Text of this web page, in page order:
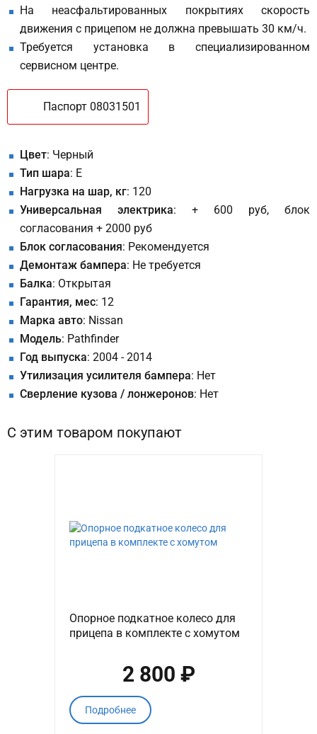
На неасфальтированных покрытиях скорость
движения с прицепом не должна превышать 30 км/ч.
Требуется установка в специализированном
сервисном центре.
Паспорт 08031501
Цвет: Черный
Тип шара: E
Нагрузка на шар, кг: 120
Универсальная электрика: + 600 руб, блок
согласования + 2000 руб
Блок согласования: Рекомендуется
Демонтаж бампера: Не требуется
Балка: Открытая
Гарантия, мес: 12
Марка авто: Nissan
Модель: Pathfinder
Год выпуска: 2004 - 2014
Утилизация усилителя бампера: Нет
Сверление кузова / лонжеронов: Нет
С этим товаром покупают
Опорное подкатное колесо для
прицепа в комплекте с хомутом
2 800 ₽
Подробнее